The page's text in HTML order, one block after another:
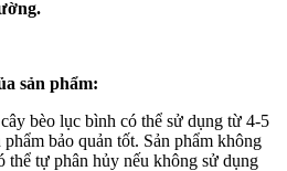
sản phẩm:
bèo lục bình có thể sử dụng từ 4-5
bảo quản tốt. Sản phẩm không
thể tự phân hủy nếu không sử dụng